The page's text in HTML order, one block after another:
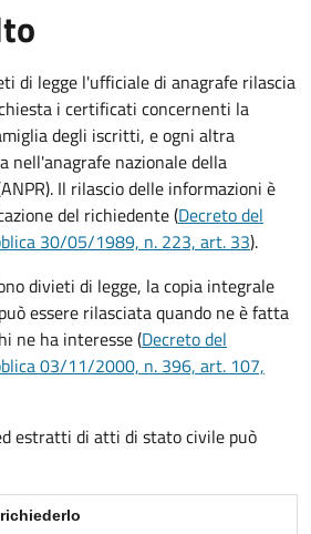
di legge l'ufficiale di anagrafe rilascia
i certificati concernenti la
degli iscritti, e ogni altra
nell'anagrafe nazionale della
Il rilascio delle informazioni è
del richiedente (Decreto del
30/05/1989, n. 223, art. 33).
divieti di legge, la copia integrale
essere rilasciata quando ne è fatta
ne ha interesse (Decreto del
03/11/2000, n. 396, art. 107,
estratti di atti di stato civile può